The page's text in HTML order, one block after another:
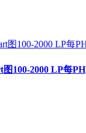
100-2000 LP每PH